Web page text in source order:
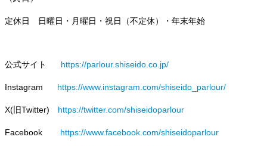
定休日 日曜日・月曜日・祝日（不定休）・年末年始
公式サイト https://parlour.shiseido.co.jp/
Instagram https://www.instagram.com/shiseido_parlour/
X(旧Twitter) https://twitter.com/shiseidoparlour
Facebook https://www.facebook.com/shiseidoparlour